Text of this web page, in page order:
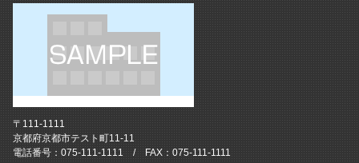
〒111-1111
京都府京都市テスト町11-11
電話番号：075-111-1111 / FAX：075-111-1111